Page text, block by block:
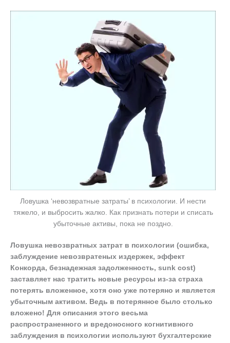
Ловушка ‘невозвратные затраты’ в психологии. И нести
тяжело, и выбросить жалко. Как признать потери и списать
убыточные активы, пока не поздно.
Ловушка невозвратных затрат в психологии (ошибка,
заблуждение невозвратеных издержек, эффект
Конкорда, безнадежная задолженность, sunk cost)
заставляет нас тратить новые ресурсы из-за страха
потерять вложенное, хотя оно уже потеряно и является
убыточным активом. Ведь в потерянное было столько
вложено! Для описания этого весьма
распространенного и вредоносного когнитивного
заблуждения в психологии используют бухгалтерские